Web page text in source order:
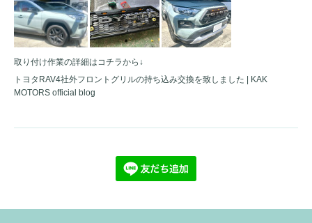
取り付け作業の詳細はコチラから↓
トヨタRAV4社外フロントグリルの持ち込み交換を致しました | KAK
MOTORS official blog